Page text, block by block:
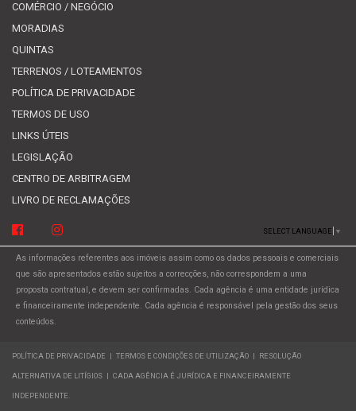
COMÉRCIO / NEGÓCIO
MORADIAS
QUINTAS
TERRENOS / LOTEAMENTOS
POLÍTICA DE PRIVACIDADE
TERMOS DE USO
LINKS ÚTEIS
LEGISLAÇÃO
CENTRO DE ARBITRAGEM
LIVRO DE RECLAMAÇÕES
SELECT LANGUAGE ▼
As informações referentes aos imóveis assim como os dados pessoais e comerciais
que são apresentados estão sujeitos a correcções, não correspondem a uma
proposta contratual, e devem ser confirmadas. Cada agência é uma entidade jurídica
e financeiramente independente. Cada agência é responsável pela gestão dos seus
conteúdos.
POLÍTICA DE PRIVACIDADE TERMOS E CONDIÇÕES DE UTILIZAÇÃO RESOLUÇÃO
ALTERNATIVA DE LITÍGIOS CADA AGÊNCIA É JURÍDICA E FINANCEIRAMENTE
INDEPENDENTE.